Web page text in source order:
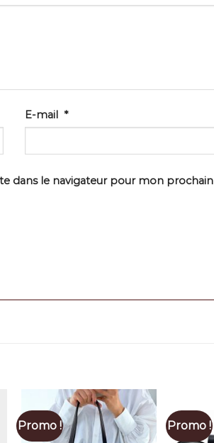
E-mail *
dans le navigateur pour mon prochain
Promo ! Promo !